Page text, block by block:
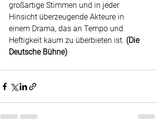
großartige Stimmen und in jeder
Hinsicht überzeugende Akteure in
einem Drama, das an Tempo und
Heftigkeit kaum zu überbieten ist. (Die
Deutsche Bühne)